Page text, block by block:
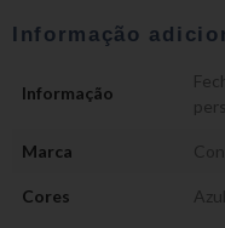
Informação
Informação
Marca
Cores Azul